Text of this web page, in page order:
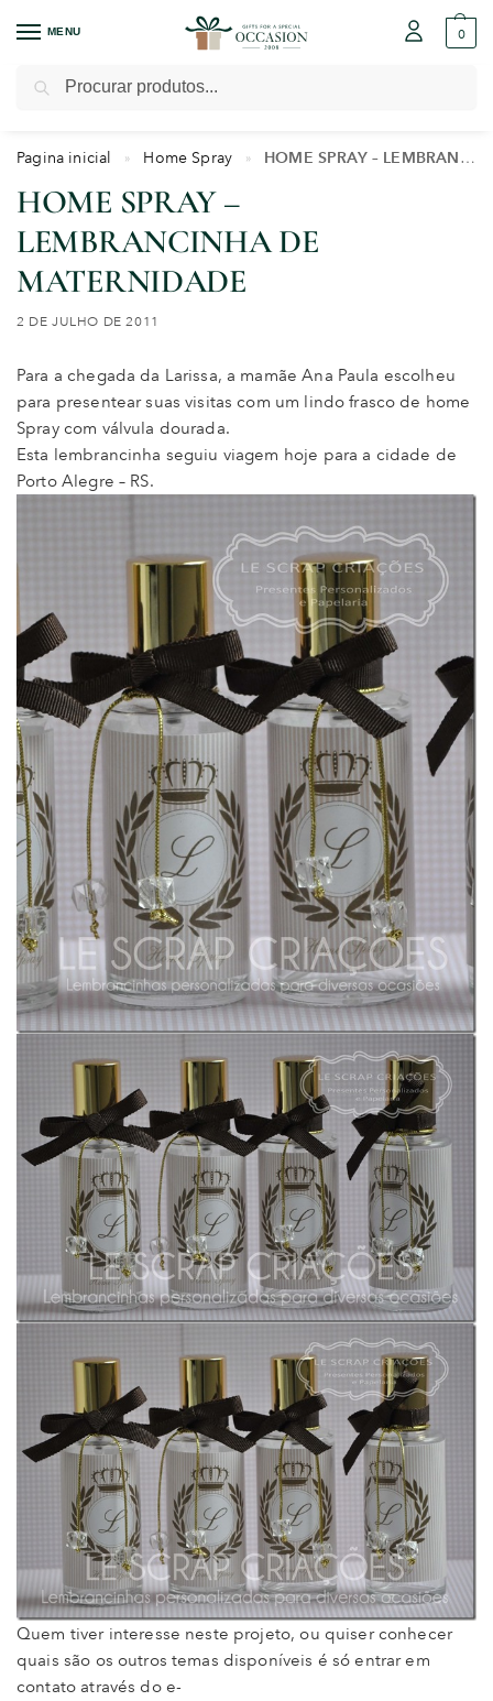
MENU 0
Pagina inicial » Home Spray » HOME SPRAY – LEMBRANCINHA DE MATERNIDADE
HOME SPRAY –
LEMBRANCINHA DE
MATERNIDADE
2 DE JULHO DE 2011
Para a chegada da Larissa, a mamãe Ana Paula escolheu
para presentear suas visitas com um lindo frasco de home
Spray com válvula dourada.
Esta lembrancinha seguiu viagem hoje para a cidade de
Porto Alegre – RS.
Quem tiver interesse neste projeto, ou quiser conhecer
quais são os outros temas disponíveis é só entrar em
contato através do e-